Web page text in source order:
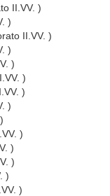
II.VV. )
)
II.VV. )
)
)
)
)
)
)
)
)
)
)